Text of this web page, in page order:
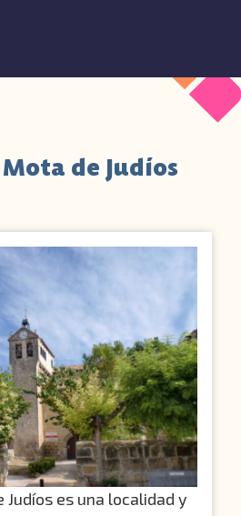
de Judíos
es una localidad y